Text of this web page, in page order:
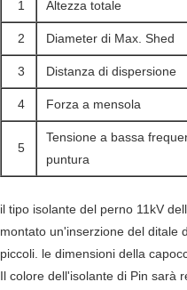
1 Altezza totale
2 Diameter di Max. Shed
3 Distanza di dispersione
4 Forza a mensola
5
Tensione a bassa
puntura
il tipo isolante del perno 11kV
montato un'inserzione del ditale
piccoli. le dimensioni della
Il colore dell'isolante di Pin sarà